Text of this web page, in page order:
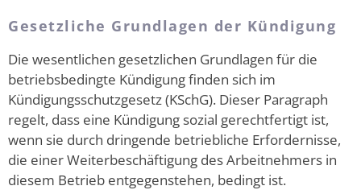
Gesetzliche Grundlagen der Kündigung
Die wesentlichen gesetzlichen Grundlagen für die
betriebsbedingte Kündigung finden sich im
Kündigungsschutzgesetz (KSchG). Dieser Paragraph
regelt, dass eine Kündigung sozial gerechtfertigt ist,
wenn sie durch dringende betriebliche Erfordernisse,
die einer Weiterbeschäftigung des Arbeitnehmers in
diesem Betrieb entgegenstehen, bedingt ist.